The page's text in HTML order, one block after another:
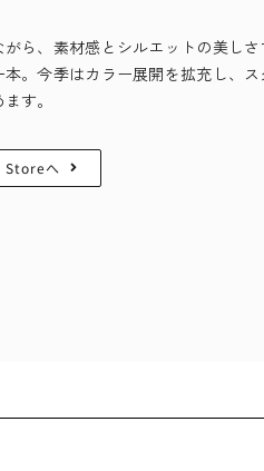
ら、素材感とシルエットの美しさ
。今季はカラー展開を拡充し、ス
す。
Storeへ